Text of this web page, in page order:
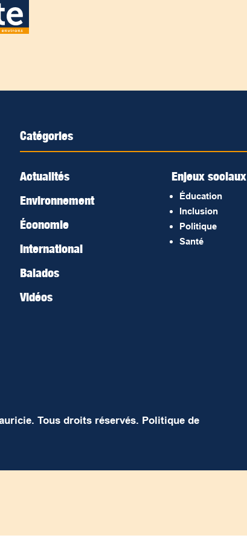
Catégories
Actualités
Environnement
Économie
International
Balados
Vidéos
Enjeux sociaux
Éducation
Inclusion
Politique
Santé
Tous droits réservés. Politique de